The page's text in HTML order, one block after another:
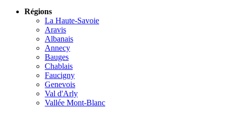
Régions
La Haute-Savoie
Aravis
Albanais
Annecy
Bauges
Chablais
Faucigny
Genevois
Val d'Arly
Vallée Mont-Blanc